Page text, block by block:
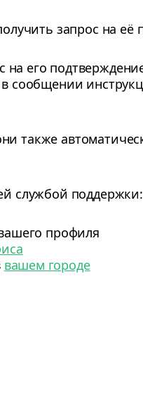
запрос на её
на его
сообщении
также
службой поддержки:
профиля
вашем городе